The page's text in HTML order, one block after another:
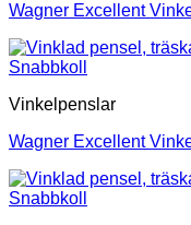
Wagner Excellent
Snabbkoll
Vinkelpenslar
Wagner Excellent
Snabbkoll